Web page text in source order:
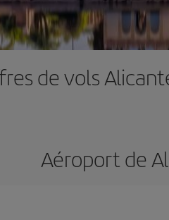
de vols
Aéroport de